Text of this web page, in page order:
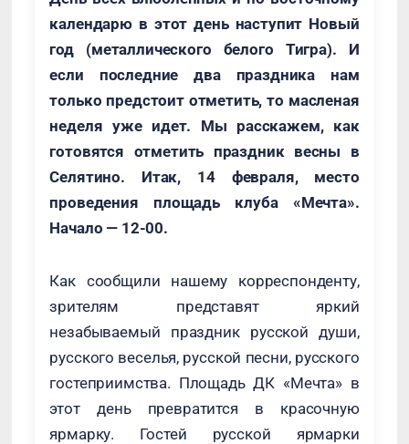
календарю в этот день наступит Новый
год (металлического белого Тигра). И
если последние два праздника нам
только предстоит отметить, то масленая
неделя уже идет. Мы расскажем, как
готовятся отметить праздник весны в
Селятино. Итак, 14 февраля, место
проведения площадь клуба «Мечта».
Начало — 12-00.
Как сообщили нашему корреспонденту,
зрителям представят яркий
незабываемый праздник русской души,
русского веселья, русской песни, русского
гостеприимства. Площадь ДК «Мечта» в
этот день превратится в красочную
ярмарку. Гостей русской ярмарки